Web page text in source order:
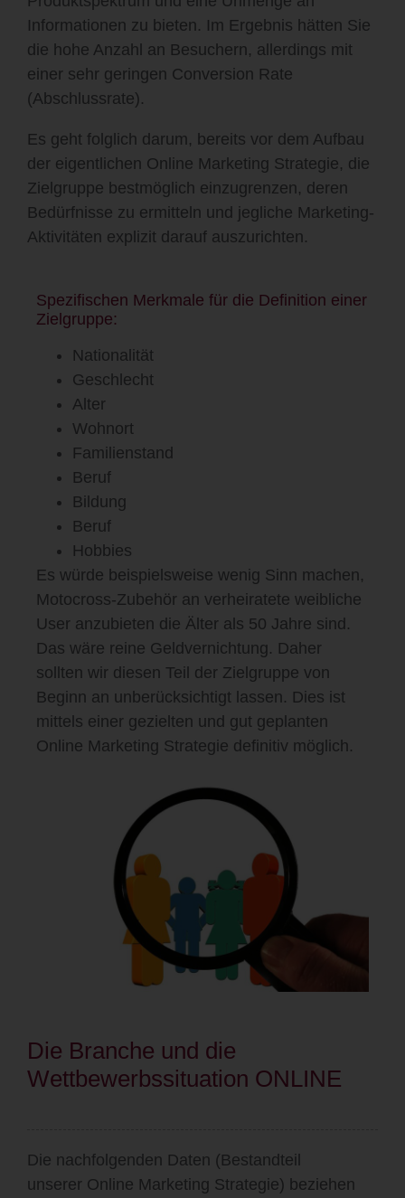
Informationen zu bieten. Im Ergebnis hätten Sie
die hohe Anzahl an Besuchern, allerdings mit
einer sehr geringen Conversion Rate
(Abschlussrate).
Es geht folglich darum, bereits vor dem Aufbau
der eigentlichen Online Marketing Strategie, die
Zielgruppe bestmöglich einzugrenzen, deren
Bedürfnisse zu ermitteln und jegliche Marketing-
Aktivitäten explizit darauf auszurichten.
Spezifischen Merkmale für die Definition einer
Zielgruppe:
Nationalität
Geschlecht
Alter
Wohnort
Familienstand
Beruf
Bildung
Beruf
Hobbies
Es würde beispielsweise wenig Sinn machen,
Motocross-Zubehör an verheiratete weibliche
User anzubieten die Älter als 50 Jahre sind.
Das wäre reine Geldvernichtung. Daher
sollten wir diesen Teil der Zielgruppe von
Beginn an unberücksichtigt lassen. Dies ist
mittels einer gezielten und gut geplanten
Online Marketing Strategie definitiv möglich.
Die Branche und die
Wettbewerbssituation ONLINE
Die nachfolgenden Daten (Bestandteil
unserer Online Marketing Strategie) beziehen